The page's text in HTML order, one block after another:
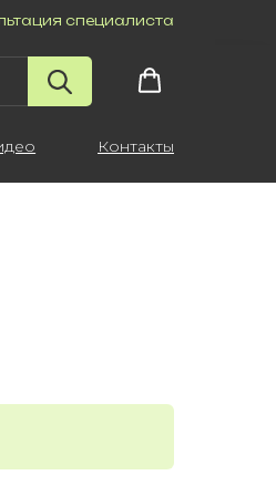
специалиста
Контакты